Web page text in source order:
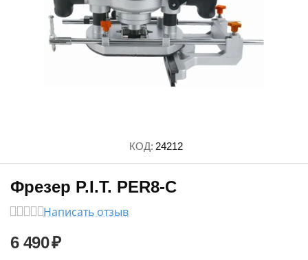
КОД: 24212
Фрезер P.I.T. PER8-C
Написать отзыв
6 490₽